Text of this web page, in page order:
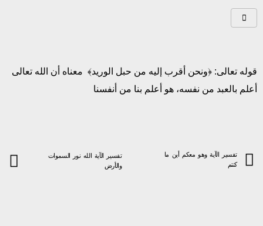
قوله تعالى: ﴿ونحن أقرب إليه من حبل الوريد﴾ معناه أن الله تعالى
أعلم بالعبد من نفسه، هو أعلم بنا من أنفسنا
تفسير الآية وهو معكم أين ما
كنتم
تفسير الآية الله نور السموات
والأرض